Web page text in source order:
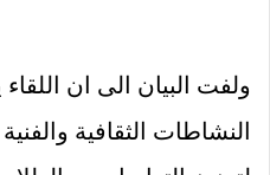
ولفت البيان الى ان
النشاطات الثقافية